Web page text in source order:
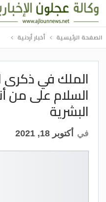
الصفحة الرئيسية أخبار أردنية
الملك في ذكرى
السلام على من
البشرية
في أكتوبر 18, 2021